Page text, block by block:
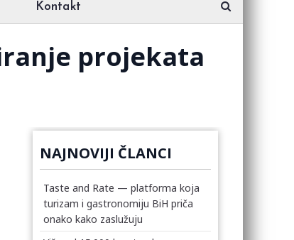
Kontakt
projekata
NAJNOVIJI ČLANCI
Taste and Rate — platforma koja
turizam i gastronomiju BiH priča
onako kako zaslužuju